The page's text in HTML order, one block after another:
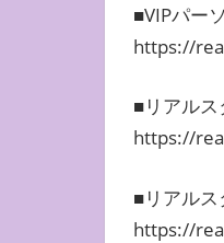
■VIPパー
https://
■リアル
https://
■リアル
https://